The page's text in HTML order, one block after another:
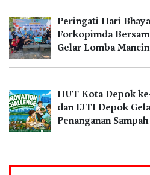
Peringati Hari
Forkopimda
Gelar Lomba
HUT Kota Depok
dan IJTI Depok
Penanganan Sampah